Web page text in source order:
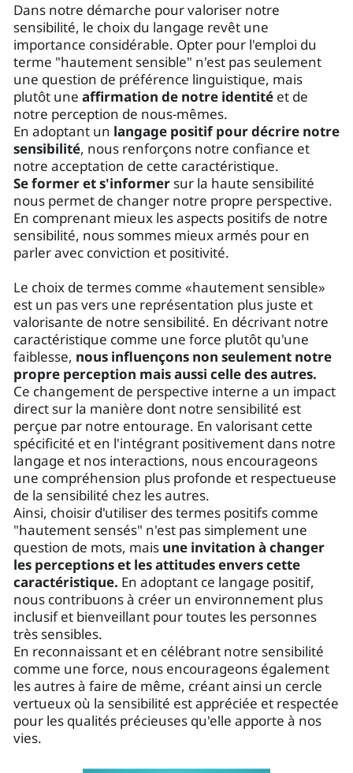
Dans notre démarche pour valoriser notre
sensibilité, le choix du langage revêt une
importance considérable. Opter pour l'emploi du
terme "hautement sensible" n'est pas seulement
une question de préférence linguistique, mais
plutôt une affirmation de notre identité et de
notre perception de nous-mêmes.
En adoptant un langage positif pour décrire notre
sensibilité, nous renforçons notre confiance et
notre acceptation de cette caractéristique.
Se former et s'informer sur la haute sensibilité
nous permet de changer notre propre perspective.
En comprenant mieux les aspects positifs de notre
sensibilité, nous sommes mieux armés pour en
parler avec conviction et positivité.
Le choix de termes comme «hautement sensible»
est un pas vers une représentation plus juste et
valorisante de notre sensibilité. En décrivant notre
caractéristique comme une force plutôt qu'une
faiblesse, nous influençons non seulement notre
propre perception mais aussi celle des autres.
Ce changement de perspective interne a un impact
direct sur la manière dont notre sensibilité est
perçue par notre entourage. En valorisant cette
spécificité et en l'intégrant positivement dans notre
langage et nos interactions, nous encourageons
une compréhension plus profonde et respectueuse
de la sensibilité chez les autres.
Ainsi, choisir d'utiliser des termes positifs comme
"hautement sensés" n'est pas simplement une
question de mots, mais une invitation à changer
les perceptions et les attitudes envers cette
caractéristique. En adoptant ce langage positif,
nous contribuons à créer un environnement plus
inclusif et bienveillant pour toutes les personnes
très sensibles.
En reconnaissant et en célébrant notre sensibilité
comme une force, nous encourageons également
les autres à faire de même, créant ainsi un cercle
vertueux où la sensibilité est appréciée et respectée
pour les qualités précieuses qu'elle apporte à nos
vies.